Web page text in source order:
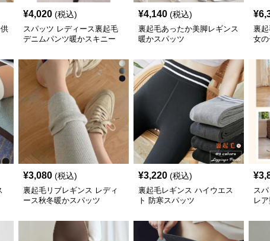
¥4,020 (税込)
スパッツ レディース裏起毛
デニムパンツ暖かスキニー
¥4,140 (税込)
裏起毛あったか美脚レギンス
暖かスパッツ
¥
裏
女
¥3,080 (税込)
裏起毛リブレギンス レディ
ース秋冬暖かスパッツ
¥3,220 (税込)
裏起毛レギンス ハイウエス
ト 防寒スパッツ
¥
ス
レ